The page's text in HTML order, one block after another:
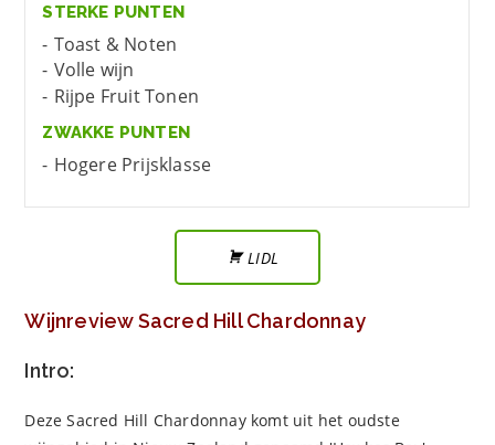
STERKE PUNTEN
Toast & Noten
Volle wijn
Rijpe Fruit Tonen
ZWAKKE PUNTEN
Hogere Prijsklasse
LIDL
Wijnreview Sacred Hill Chardonnay
Intro:
Deze Sacred Hill Chardonnay komt uit het oudste